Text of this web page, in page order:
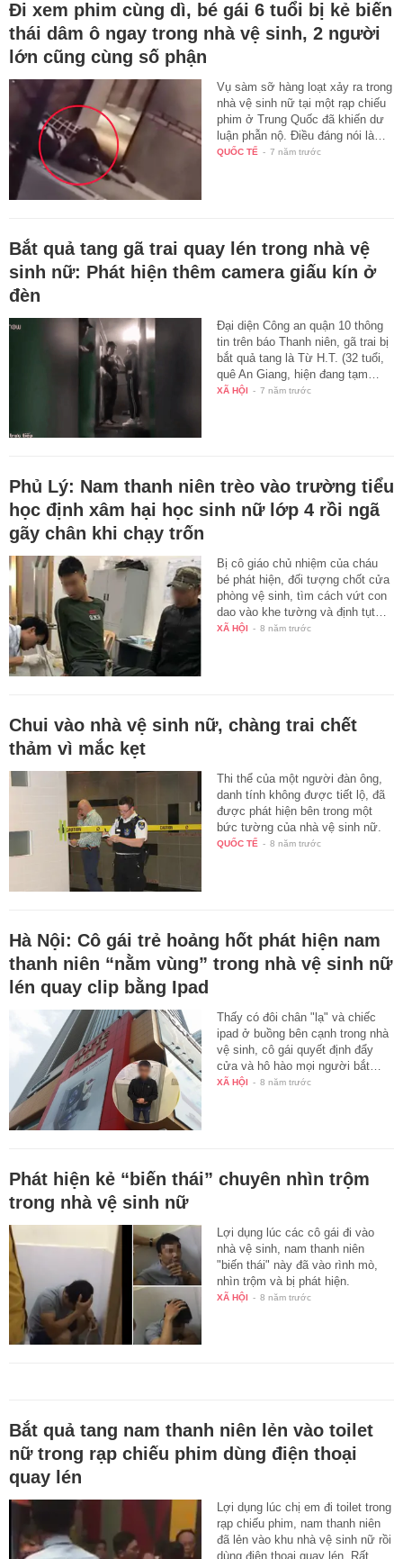
Đi xem phim cùng dì, bé gái 6 tuổi bị kẻ biến
thái dâm ô ngay trong nhà vệ sinh, 2 người
lớn cũng cùng số phận
Vụ sàm sỡ hàng loạt xảy ra trong
nhà vệ sinh nữ tại một rạp chiếu
phim ở Trung Quốc đã khiến dư
luận phẫn nộ. Điều đáng nói là…
QUỐC TẾ - 7 năm trước
Bắt quả tang gã trai quay lén trong nhà vệ
sinh nữ: Phát hiện thêm camera giấu kín ở
đèn
Đại diện Công an quận 10 thông
tin trên báo Thanh niên, gã trai bị
bắt quả tang là Từ H.T. (32 tuổi,
quê An Giang, hiện đang tạm…
XÃ HỘI - 7 năm trước
Phủ Lý: Nam thanh niên trèo vào trường tiểu
học định xâm hại học sinh nữ lớp 4 rồi ngã
gãy chân khi chạy trốn
Bị cô giáo chủ nhiệm của cháu
bé phát hiện, đối tượng chốt cửa
phòng vệ sinh, tìm cách vứt con
dao vào khe tường và định tụt…
XÃ HỘI - 8 năm trước
Chui vào nhà vệ sinh nữ, chàng trai chết
thảm vì mắc kẹt
Thi thể của một người đàn ông,
danh tính không được tiết lộ, đã
được phát hiện bên trong một
bức tường của nhà vệ sinh nữ.
QUỐC TẾ - 8 năm trước
Hà Nội: Cô gái trẻ hoảng hốt phát hiện nam
thanh niên “nằm vùng” trong nhà vệ sinh nữ
lén quay clip bằng Ipad
Thấy có đôi chân "lạ" và chiếc
ipad ở buồng bên cạnh trong nhà
vệ sinh, cô gái quyết định đẩy
cửa và hô hào mọi người bắt…
XÃ HỘI - 8 năm trước
Phát hiện kẻ “biến thái” chuyên nhìn trộm
trong nhà vệ sinh nữ
Lợi dụng lúc các cô gái đi vào
nhà vệ sinh, nam thanh niên
"biến thái" này đã vào rình mò,
nhìn trộm và bị phát hiện.
XÃ HỘI - 8 năm trước
Bắt quả tang nam thanh niên lẻn vào toilet
nữ trong rạp chiếu phim dùng điện thoại
quay lén
Lợi dụng lúc chị em đi toilet trong
rạp chiếu phim, nam thanh niên
đã lẻn vào khu nhà vệ sinh nữ rồi
dùng điện thoại quay lén. Rất…